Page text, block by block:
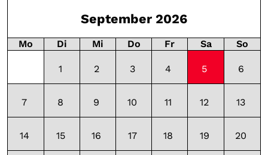
September 2026
Mo Di Mi Do Fr Sa So
1 2 3 4 5 6
7 8 9 10 11 12 13
14 15 16 17 18 19 20